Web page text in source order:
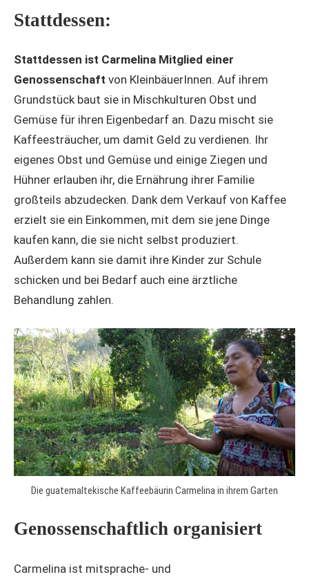
Stattdessen:
Stattdessen ist Carmelina Mitglied einer
Genossenschaft von KleinbäuerInnen. Auf ihrem
Grundstück baut sie in Mischkulturen Obst und
Gemüse für ihren Eigenbedarf an. Dazu mischt sie
Kaffeesträucher, um damit Geld zu verdienen. Ihr
eigenes Obst und Gemüse und einige Ziegen und
Hühner erlauben ihr, die Ernährung ihrer Familie
großteils abzudecken. Dank dem Verkauf von Kaffee
erzielt sie ein Einkommen, mit dem sie jene Dinge
kaufen kann, die sie nicht selbst produziert.
Außerdem kann sie damit ihre Kinder zur Schule
schicken und bei Bedarf auch eine ärztliche
Behandlung zahlen.
Die guatemaltekische Kaffeebäurin Carmelina in ihrem Garten
Genossenschaftlich organisiert
Carmelina ist mitsprache- und